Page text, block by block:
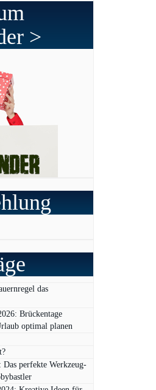
>
das
Brückentage
optimal planen
Das perfekte Werkzeug-